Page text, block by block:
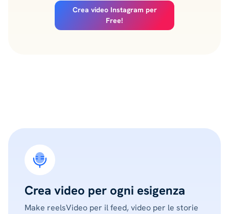
Crea video Instagram per
Free!
Crea video per ogni esigenza
Make reelsVideo per il feed, video per le storie